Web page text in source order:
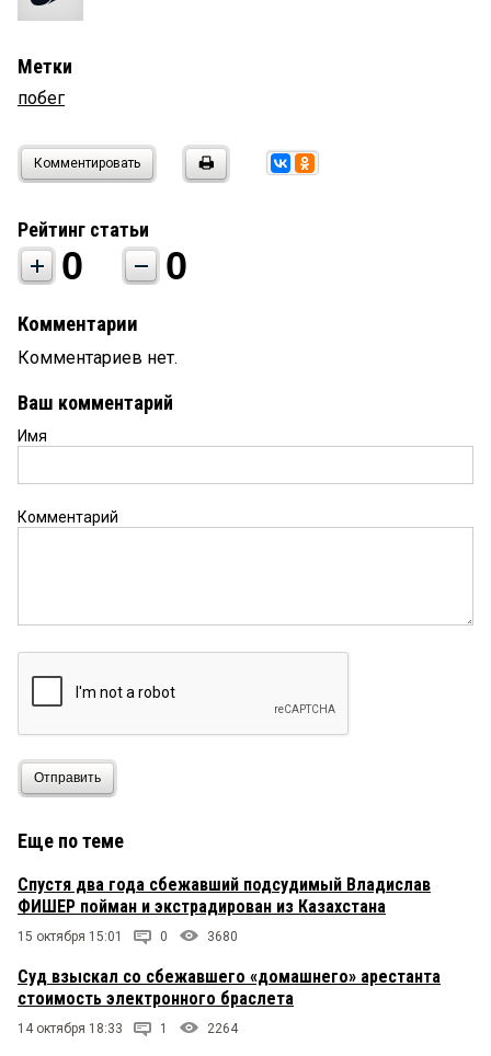
Метки
побег
Комментировать
Рейтинг статьи
0 0
Комментарии
Комментариев нет.
Ваш комментарий
Имя
Комментарий
Отправить
Еще по теме
Спустя два года сбежавший подсудимый Владислав
ФИШЕР пойман и экстрадирован из Казахстана
15 октября 15:01 0 3680
Суд взыскал со сбежавшего «домашнего» арестанта
стоимость электронного браслета
14 октября 18:33 1 2264